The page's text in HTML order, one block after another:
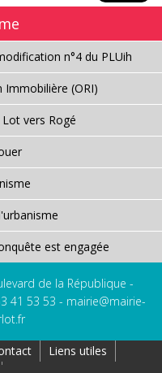
n°4 du PLUih
(ORI)
vers Rogé
est engagée
de la République -
41 53 53 - mairie@mairie-
Liens utiles